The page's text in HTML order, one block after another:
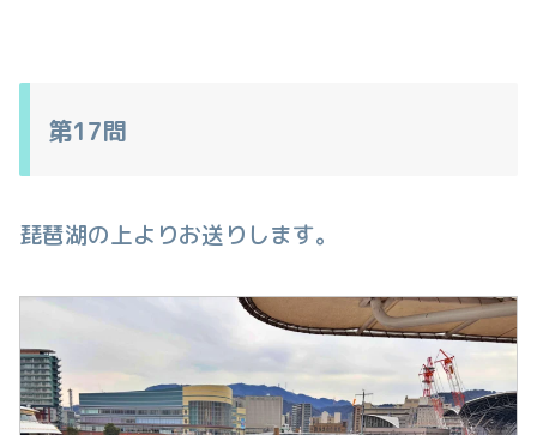
第17問
琵琶湖の上よりお送りします。